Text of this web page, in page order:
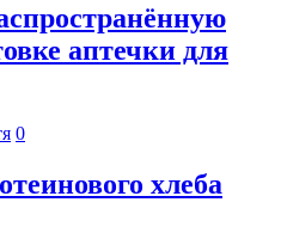
аптечки для
0
хлеба